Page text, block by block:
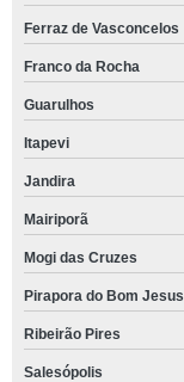
Ferraz de Vasconcelos
Franco da Rocha
Guarulhos
Itapevi
Jandira
Mairiporã
Mogi das Cruzes
Pirapora do Bom Jesus
Ribeirão Pires
Salesópolis